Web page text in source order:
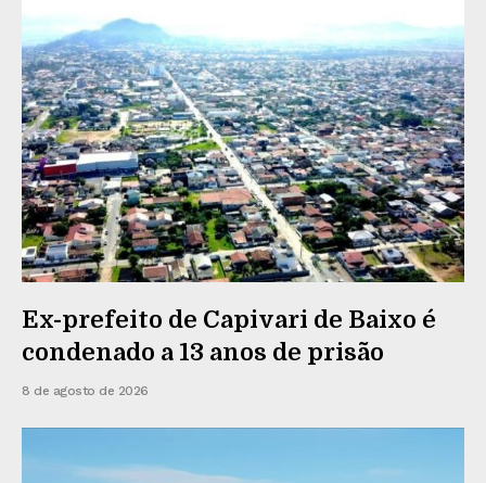
Ex-prefeito de Capivari de Baixo é
condenado a 13 anos de prisão
8 de agosto de 2026